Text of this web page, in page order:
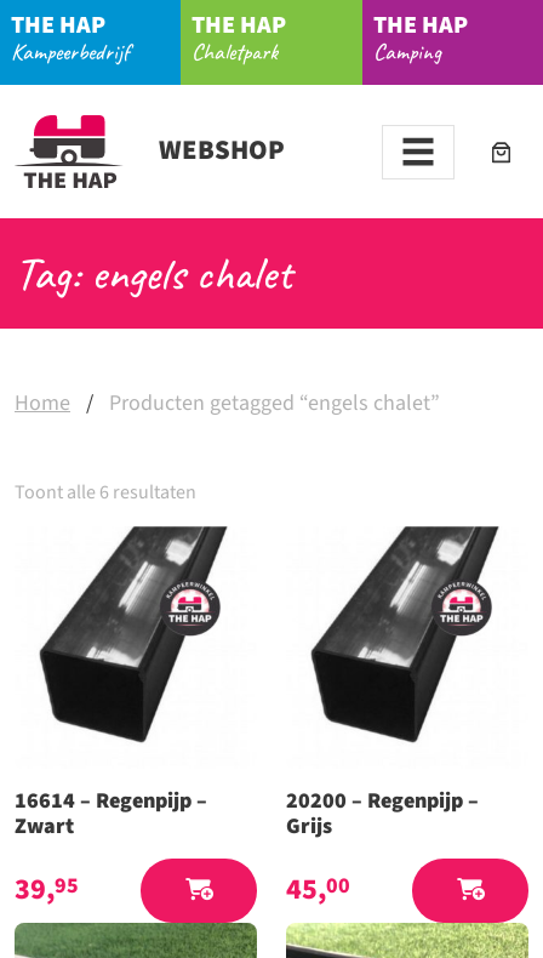
THE HAP
Kampeerbedrijf
THE HAP
Chaletpark
THE HAP
Camping
WEBSHOP
Tag: engels chalet
Home / Producten getagged “engels chalet”
Toont alle 6 resultaten
16614 – Regenpijp –
Zwart
39,95
20200 – Regenpijp –
Grijs
45,00